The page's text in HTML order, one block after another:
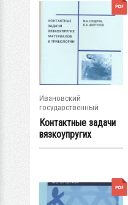
Ивановский
государственный
энергетический...
Контактные задачи
вязкоупругих
материалов в...